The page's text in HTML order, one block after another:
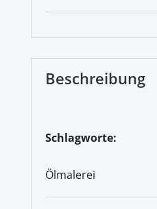
Beschreibung
Schlagworte:
Ölmalerei